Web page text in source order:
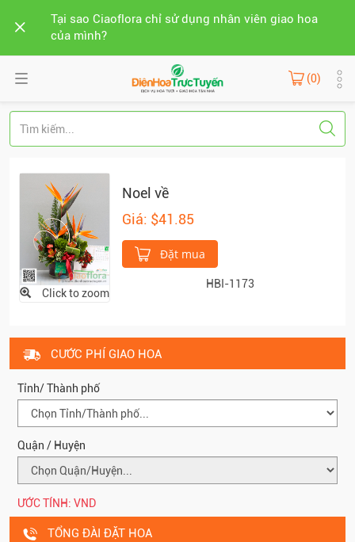
Tại sao Ciaoflora chỉ sử dụng nhân viên giao hoa
của mình?
(0)
Click to zoom
Noel về
Giá: $41.85
Đặt mua
HBI-1173
CƯỚC PHÍ GIAO HOA
Tỉnh/ Thành phố
Quận / Huyện
ƯỚC TÍNH: VND
TỔNG ĐÀI ĐẶT HOA